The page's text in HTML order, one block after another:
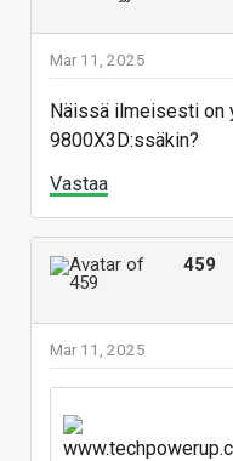
Mar 11, 2025
Näissä ilmeisesti on
9800X3D:ssäkin?
Vastaa
459
Mar 11, 2025